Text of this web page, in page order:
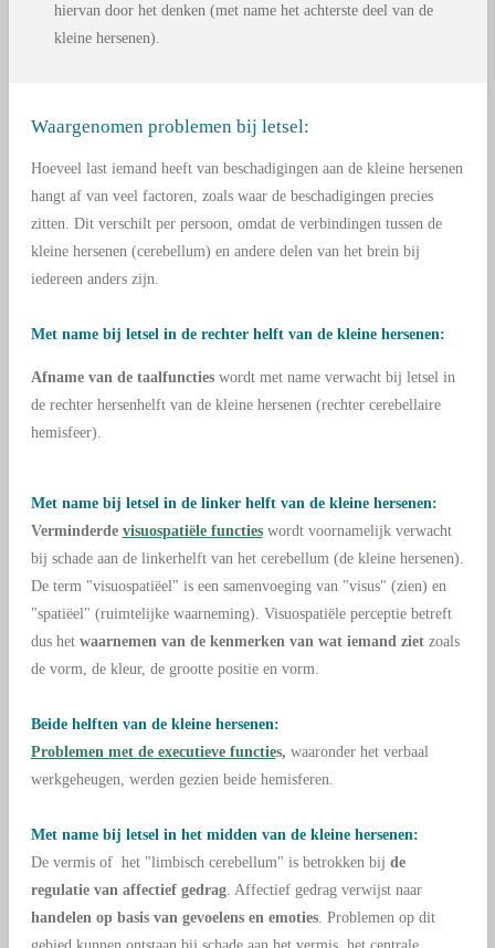
hiervan door het denken (met name het achterste deel van de
kleine hersenen).
Waargenomen problemen bij letsel:
Hoeveel last iemand heeft van beschadigingen aan de kleine hersenen
hangt af van veel factoren, zoals waar de beschadigingen precies
zitten. Dit verschilt per persoon, omdat de verbindingen tussen de
kleine hersenen (cerebellum) en andere delen van het brein bij
iedereen anders zijn.
Met name bij letsel in de rechter helft van de kleine hersenen:
Afname van de taalfunctieswordt met name verwacht bij letsel in
de rechter hersenhelft van de kleine hersenen (rechter cerebellaire
hemisfeer).
Met name bij letsel in de linker helft van de kleine hersenen:
Verminderde visuospatiële functieswordt voornamelijk verwacht
bij schade aan de linkerhelft van het cerebellum (de kleine hersenen).
De term "visuospatiëel" is een samenvoeging van "visus" (zien) en
"spatiëel" (ruimtelijke waarneming). Visuospatiële perceptie betreft
dus het waarnemen van de kenmerken van wat iemand ziet zoals
de vorm, de kleur, de groottepositie en vorm.
Beide helften van de kleine hersenen:
Problemen met de executieve functies, waaronder het verbaal
werkgeheugen, werden gezien beide hemisferen.
Met name bij letsel in het midden van de kleine hersenen:
De vermis of het "limbisch cerebellum" is betrokken bij de
regulatie van affectief gedrag. Affectief gedrag verwijst naar
handelen op basis van gevoelens en emoties. Problemen op dit